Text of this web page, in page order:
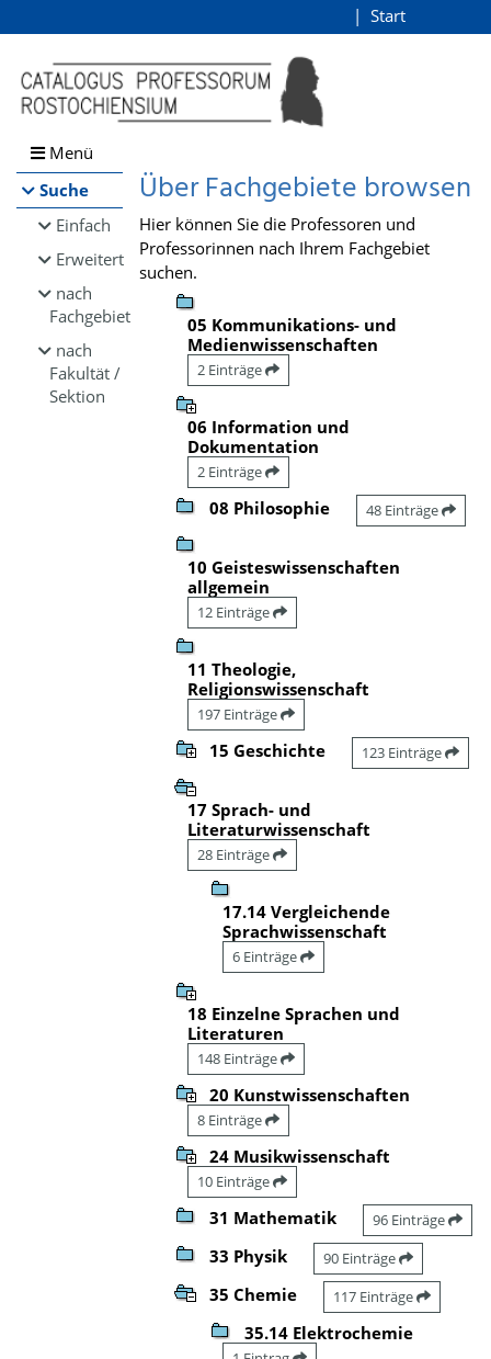
Browsen
direkt zum Inhalt
Start
Menü
Suche
Einfach
Erweitert
nach
Fachgebiet
nach
Fakultät /
Sektion
Über Fachgebiete browsen
Hier können Sie die Professoren und
Professorinnen nach Ihrem Fachgebiet
suchen.
05 Kommunikations- und
Medienwissenschaften
2 Einträge
06 Information und
Dokumentation
2 Einträge
08 Philosophie 48 Einträge
10 Geisteswissenschaften
allgemein
12 Einträge
11 Theologie,
Religionswissenschaft
197 Einträge
15 Geschichte 123 Einträge
17 Sprach- und
Literaturwissenschaft
28 Einträge
17.14 Vergleichende
Sprachwissenschaft
6 Einträge
18 Einzelne Sprachen und
Literaturen
148 Einträge
20 Kunstwissenschaften
8 Einträge
24 Musikwissenschaft
10 Einträge
31 Mathematik 96 Einträge
33 Physik 90 Einträge
35 Chemie 117 Einträge
35.14 Elektrochemie